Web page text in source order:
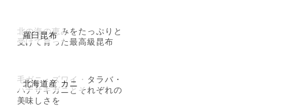
羅臼昆布
北の海の恵みをたっぷりと
受けて育った最高級昆布
北海道産 カニ
毛ガニ・ズワイ・タラバ・
ハナサキガニとそれぞれの
美味しさを